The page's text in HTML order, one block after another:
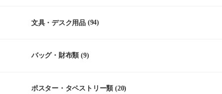
文具・デスク用品 (94)
バッグ・財布類 (9)
ポスター・タペストリー類 (20)